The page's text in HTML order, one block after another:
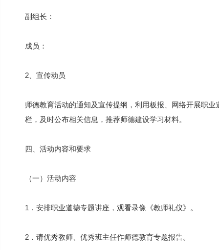
副组长：
成员：
2、宣传动员
师德教育活动的通知及宣传提纲，利用板报、网络开展职
栏，及时公布相关信息，推荐师德建设学习材料。
四、活动内容和要求
（一）活动内容
1．安排职业道德专题讲座，观看录像《教师礼仪》。
2．请优秀教师、优秀班主任作师德教育专题报告。